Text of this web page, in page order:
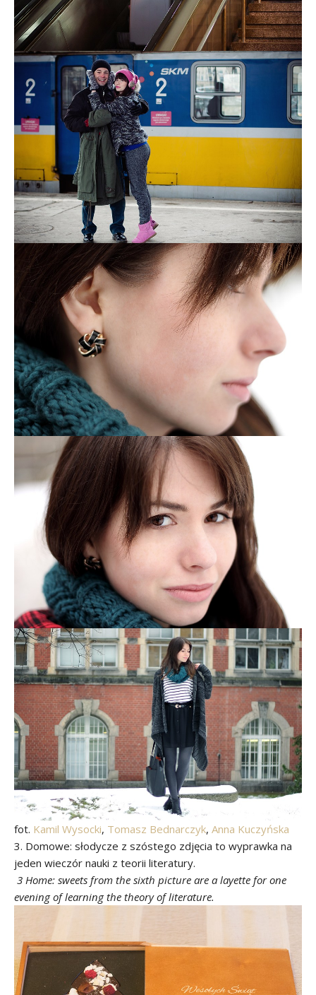
fot. Kamil Wysocki, Tomasz Bednarczyk, Anna Kuczyńska
3. Domowe: słodycze z szóstego zdjęcia to wyprawka na
jeden wieczór nauki z teorii literatury.
3 Home: sweets from the sixth picture are a layette for one
evening of learning the theory of literature.